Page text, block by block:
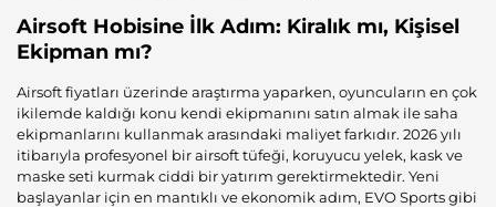
Airsoft Hobisine İlk Adım: Kiralık mı, Kişisel
Ekipman mı?
Airsoft fiyatları üzerinde araştırma yaparken, oyuncuların en çok
ikilemde kaldığı konu kendi ekipmanını satın almak ile saha
ekipmanlarını kullanmak arasındaki maliyet farkıdır. 2026 yılı
itibarıyla profesyonel bir airsoft tüfeği, koruyucu yelek, kask ve
maske seti kurmak ciddi bir yatırım gerektirmektedir. Yeni
başlayanlar için en mantıklı ve ekonomik adım, EVO Sports gibi